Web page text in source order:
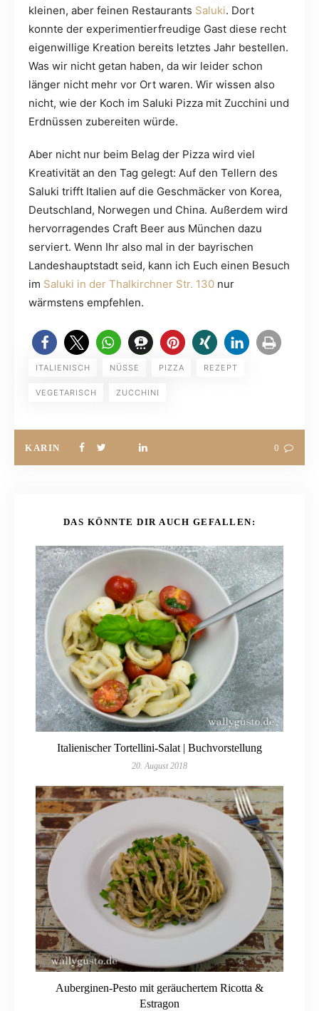
kleinen, aber feinen Restaurants Saluki. Dort
konnte der experimentierfreudige Gast diese recht
eigenwillige Kreation bereits letztes Jahr bestellen.
Was wir nicht getan haben, da wir leider schon
länger nicht mehr vor Ort waren. Wir wissen also
nicht, wie der Koch im Saluki Pizza mit Zucchini und
Erdnüssen zubereiten würde.
Aber nicht nur beim Belag der Pizza wird viel
Kreativität an den Tag gelegt: Auf den Tellern des
Saluki trifft Italien auf die Geschmäcker von Korea,
Deutschland, Norwegen und China. Außerdem wird
hervorragendes Craft Beer aus München dazu
serviert. Wenn Ihr also mal in der bayrischen
Landeshauptstadt seid, kann ich Euch einen Besuch
im Saluki in der Thalkirchner Str. 130 nur
wärmstens empfehlen.
ITALIENISCH NÜSSE PIZZA REZEPT
VEGETARISCH ZUCCHINI
KARIN 0
DAS KÖNNTE DIR AUCH GEFALLEN:
Italienischer Tortellini-Salat | Buchvorstellung
20. August 2018
Auberginen-Pesto mit geräuchertem Ricotta &
Estragon